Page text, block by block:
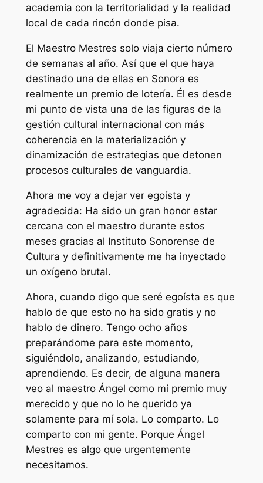
academia con la territorialidad y la realidad
local de cada rincón donde pisa.
El Maestro Mestres solo viaja cierto número
de semanas al año. Así que el que haya
destinado una de ellas en Sonora es
realmente un premio de lotería. Él es desde
mi punto de vista una de las figuras de la
gestión cultural internacional con más
coherencia en la materialización y
dinamización de estrategias que detonen
procesos culturales de vanguardia.
Ahora me voy a dejar ver egoísta y
agradecida: Ha sido un gran honor estar
cercana con el maestro durante estos
meses gracias al Instituto Sonorense de
Cultura y definitivamente me ha inyectado
un oxígeno brutal.
Ahora, cuando digo que seré egoísta es que
hablo de que esto no ha sido gratis y no
hablo de dinero. Tengo ocho años
preparándome para este momento,
siguiéndolo, analizando, estudiando,
aprendiendo. Es decir, de alguna manera
veo al maestro Ángel como mi premio muy
merecido y que no lo he querido ya
solamente para mí sola. Lo comparto. Lo
comparto con mi gente. Porque Ángel
Mestres es algo que urgentemente
necesitamos.